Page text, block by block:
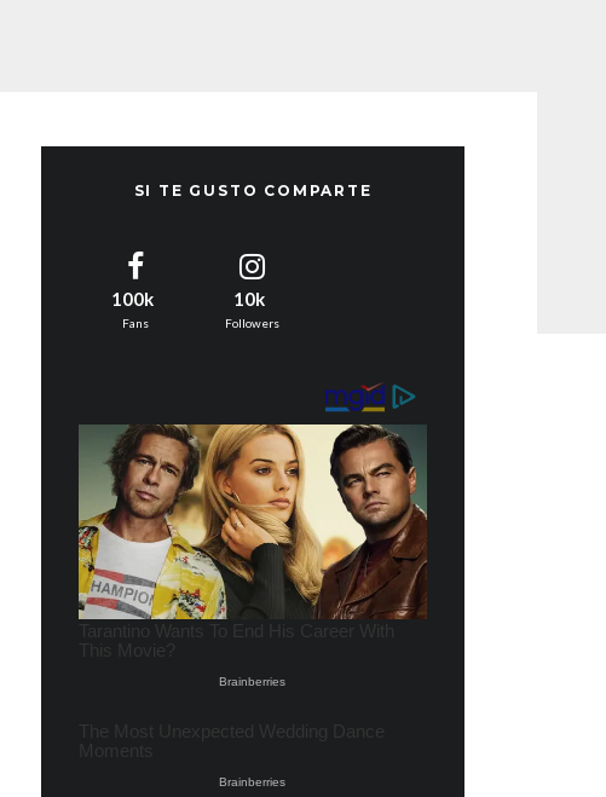
SI TE GUSTO COMPARTE
100k
Fans
10k
Followers